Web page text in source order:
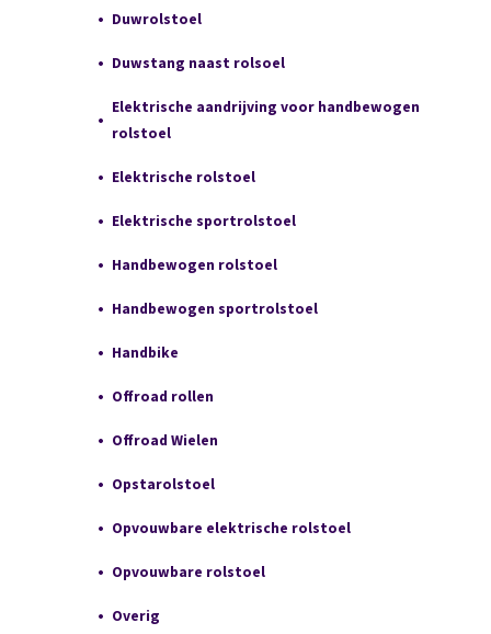
Duwrolstoel
Duwstang naast rolsoel
Elektrische aandrijving voor handbewogen
rolstoel
Elektrische rolstoel
Elektrische sportrolstoel
Handbewogen rolstoel
Handbewogen sportrolstoel
Handbike
Offroad rollen
Offroad Wielen
Opstarolstoel
Opvouwbare elektrische rolstoel
Opvouwbare rolstoel
Overig